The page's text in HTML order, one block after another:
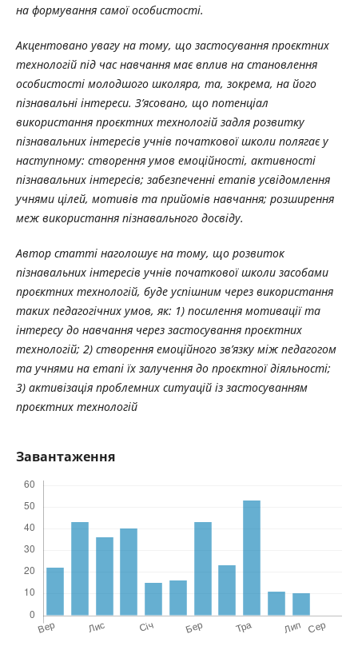
на формування самої особистості.
Акцентовано увагу на тому, що застосування проєктних
технологій під час навчання має вплив на становлення
особистості молодшого школяра, та, зокрема, на його
пізнавальні інтереси. З’ясовано, що потенціал
використання проєктних технологій задля розвитку
пізнавальних інтересів учнів початкової школи полягає у
наступному: створення умов емоційності, активності
пізнавальних інтересів; забезпеченні етапів усвідомлення
учнями цілей, мотивів та прийомів навчання; розширення
меж використання пізнавального досвіду.
Автор статті наголошує на тому, що розвиток
пізнавальних інтересів учнів початкової школи засобами
проєктних технологій, буде успішним через використання
таких педагогічних умов, як: 1) посилення мотивації та
інтересу до навчання через застосування проєктних
технологій; 2) створення емоційного зв’язку між педагогом
та учнями на етапі їх залучення до проєктної діяльності;
3) активізація проблемних ситуацій із застосуванням
проєктних технологій
Завантаження